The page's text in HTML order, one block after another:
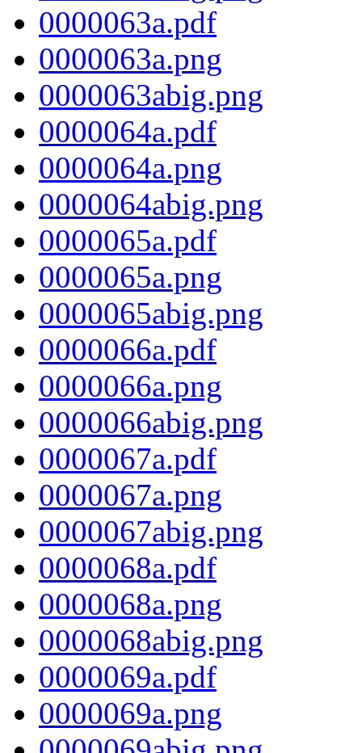
0000063a.pdf
0000063a.png
0000063abig.png
0000064a.pdf
0000064a.png
0000064abig.png
0000065a.pdf
0000065a.png
0000065abig.png
0000066a.pdf
0000066a.png
0000066abig.png
0000067a.pdf
0000067a.png
0000067abig.png
0000068a.pdf
0000068a.png
0000068abig.png
0000069a.pdf
0000069a.png